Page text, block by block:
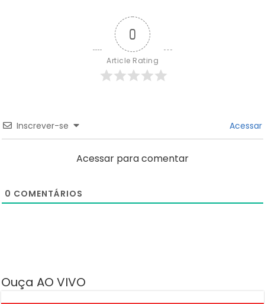
0
Article Rating
Inscrever-se Acessar
Acessar para comentar
0 COMENTÁRIOS
Ouça AO VIVO